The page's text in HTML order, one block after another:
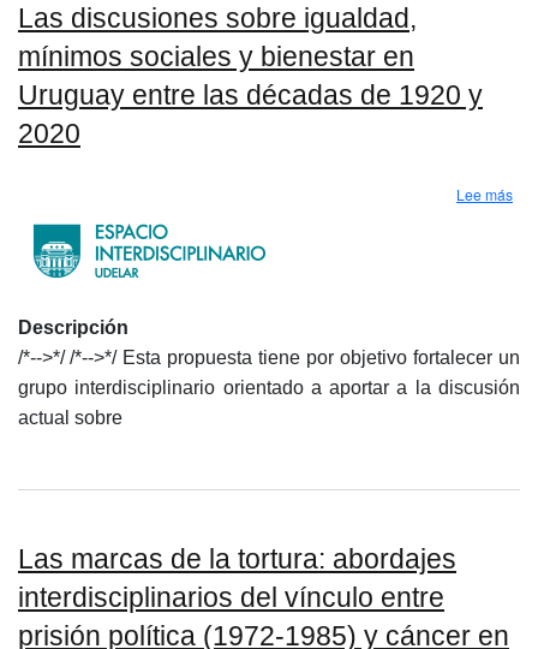
Las discusiones sobre igualdad,
mínimos sociales y bienestar en
Uruguay entre las décadas de 1920 y
2020
Lee más
Descripción
/*-->*/ /*-->*/ Esta propuesta tiene por objetivo fortalecer un
grupo interdisciplinario orientado a aportar a la discusión
actual sobre
Las marcas de la tortura: abordajes
interdisciplinarios del vínculo entre
prisión política (1972-1985) y cáncer en